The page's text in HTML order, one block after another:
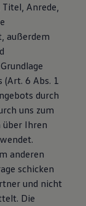
Anrede,
außerdem
(Art. 6 Abs. 1
durch
uns zum
Ihren
anderen
schicken
und nicht
Die